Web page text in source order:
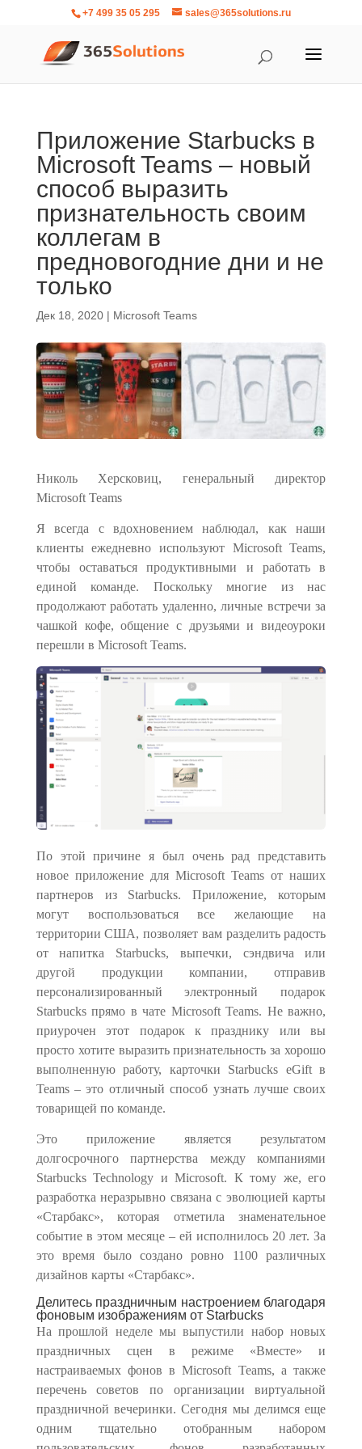
+7 499 35 05 295 sales@365solutions.ru
Приложение Starbucks в
Microsoft Teams – новый
способ выразить
признательность своим
коллегам в
предновогодние дни и не
только
Дек 18, 2020| Microsoft Teams
Николь Херсковиц, генеральный директор
Microsoft Teams
Я всегда cвдохновением наблюдал, как наши
клиенты ежедневно используют Microsoft Teams,
чтобы оставаться продуктивными и работать в
единой команде. Поскольку многие из нас
продолжают работать удаленно, личные встречи за
чашкой кофе, общение с друзьями и видеоуроки
перешли в Microsoft Teams.
По этой причине я был очень рад представить
новое приложение для Microsoft Teams от наших
партнеров из Starbucks. Приложение, которым
могут воспользоваться все желающие на
территории США, позволяет вам разделить радость
от напитка Starbucks, выпечки, сэндвича или
другой продукции компании, отправив
персонализированный электронный подарок
Starbucks прямо в чате Microsoft Teams. Не важно,
приурочен этот подарок к празднику или вы
просто хотите выразить признательность за хорошо
выполненную работу, карточки Starbucks eGift в
Teams – это отличный способ узнать лучше своих
товарищей по команде.
Это приложение является результатом
долгосрочного партнерства между компаниями
Starbucks Technology и Microsoft. К тому же, его
разработка неразрывно связана с эволюцией карты
«Старбакс», которая отметила знаменательное
событие в этом месяце – ей исполнилось 20 лет. За
это время было создано ровно 1100 различных
дизайнов карты «Старбакс».
Делитесь праздничным настроением благодаря
фоновым изображениям от Starbucks
На прошлой неделе мы выпустили набор новых
праздничных сцен в режиме «Вместе» и
настраиваемых фонов в Microsoft Teams, а также
перечень советов по организации виртуальной
праздничной вечеринки. Сегодня мы делимся еще
одним тщательно отобранным набором